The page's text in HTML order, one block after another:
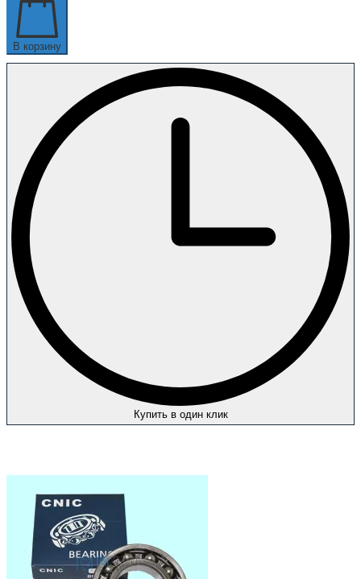
В корзину
Купить в один клик